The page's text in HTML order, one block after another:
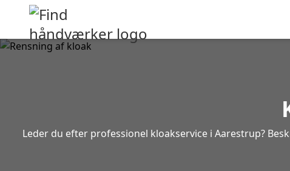
Leder du efter professionel kloakservice i Aarestrup?